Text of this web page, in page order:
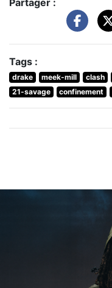
Partager :
Tags :
drake meek-mill clash
21-savage
confinement